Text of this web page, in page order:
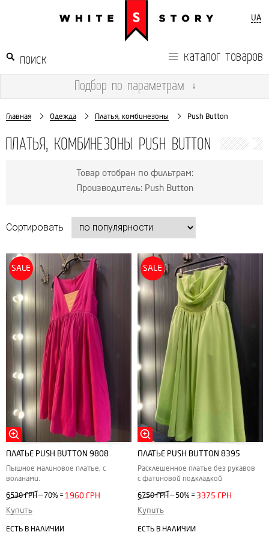
UA
каталог товаров
Подбор по параметрам ↓
Главная Одежда Платья, комбинезоны Push Button
ПЛАТЬЯ, КОМБИНЕЗОНЫ PUSH BUTTON
Товар отобран по фильтрам:
Производитель: Push Button
Сортировать
SALE
ПЛАТЬЕ РUSH BUTTON 9808
Пышное малиновое платье, с
воланами.
6530 ГРН— 70% = 1960 ГРН
Купить
ЕСТЬ В НАЛИЧИИ
SALE
ПЛАТЬЕ PUSH BUTTON 8395
Расклешенное платье без рукавов
с фатиновой подкладкой
6750 ГРН— 50% = 3375 ГРН
Купить
ЕСТЬ В НАЛИЧИИ